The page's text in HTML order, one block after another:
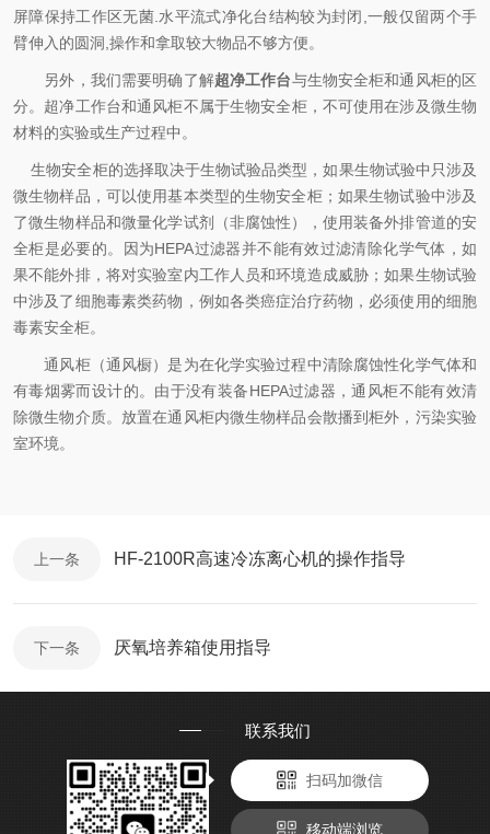
屏障保持工作区无菌.水平流式净化台结构较为封闭,一般仅留两个手
臂伸入的圆洞,操作和拿取较大物品不够方便。
另外，我们需要明确了解超净工作台与生物安全柜和通风柜的区
分。 超净工作台和通风柜不属于生物安全柜，不可使用在涉及微生物
材料的实验或生产过程中。
生物安全柜的选择取决于生物试验品类型，如果生物试验中只涉及
微生物样品，可以使用基本类型的生物安全柜； 如果生物试验中涉及
了微生物样品和微量化学试剂（非腐蚀性），使用装备外排管道的安
全柜是必要的。因为HEPA过滤器并不能有效过滤清除化学气体，如
果不能外排，将对实验室内工作人员和环境造成威胁；如果生物试验
中涉及了细胞毒素类药物，例如各类癌症治疗药物，必须使用的细胞
毒素安全柜。
通风柜（通风橱）是为在化学实验过程中清除腐蚀性化学气体和
有毒烟雾而设计的。由于没有装备HEPA过滤器，通风柜不能有效清
除微生物介质。放置在通风柜内微生物样品会散播到柜外，污染实验
室环境。
上一条 HF-2100R高速冷冻离心机的操作指导
下一条 厌氧培养箱使用指导
联系我们
扫码加微信
移动端浏览